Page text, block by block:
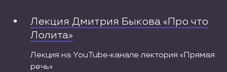
Лекция Дмитрия Быкова «Про что
Лолита»
Лекция на YouTube-канале лектория «Прямая
речь»